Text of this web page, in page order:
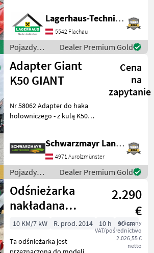
Eisenstachelwalzen * inkl.
Mulcher 110cm Breit Bj.:
2019 Wir bitten telefoni
Lagerhaus-Technik Flachau
5542 Flachau
Pojazdy
silnikowe
rolnicze /
Reform
Dealer Premium Gold
Adapter Giant
K50 GIANT
Cena
na
zapytanie
Nr 58062 Adapter do haka
holowniczego - z kulą K50 -
Schwarzmayr chętnie
zaprezentuje Państwu
urządzenie/maszynę i pros
Schwarzmayr Landtechnik GmbH - Aurolzmünster
4971 Aurolzmünster
Pojazdy
silnikowe
rolnicze /
Giant
Dealer Premium Gold
Odśnieżarka
nakładana
Cerruti DX 900
pasująca do
maszyn Aebi
2.290
€
wliczony
VAT/pośrednictwo
2.026,55 €
netto
10 KM/7 kW R. prod. 2014 10 h
90 cm
Ta odśnieżarka jest